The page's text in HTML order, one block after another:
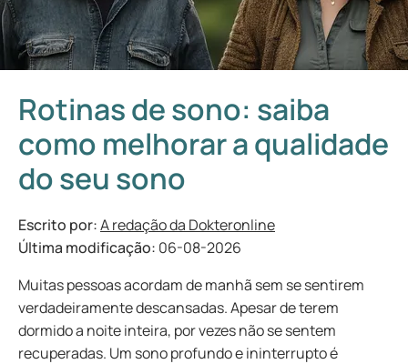
Rotinas de sono: saiba
como melhorar a qualidade
do seu sono
Escrito por:A redação da Dokteronline
Última modificação: 06-08-2026
Muitas pessoas acordam de manhã sem se sentirem
verdadeiramente descansadas. Apesar de terem
dormido a noite inteira, por vezes não se sentem
recuperadas. Um sono profundo e ininterrupto é